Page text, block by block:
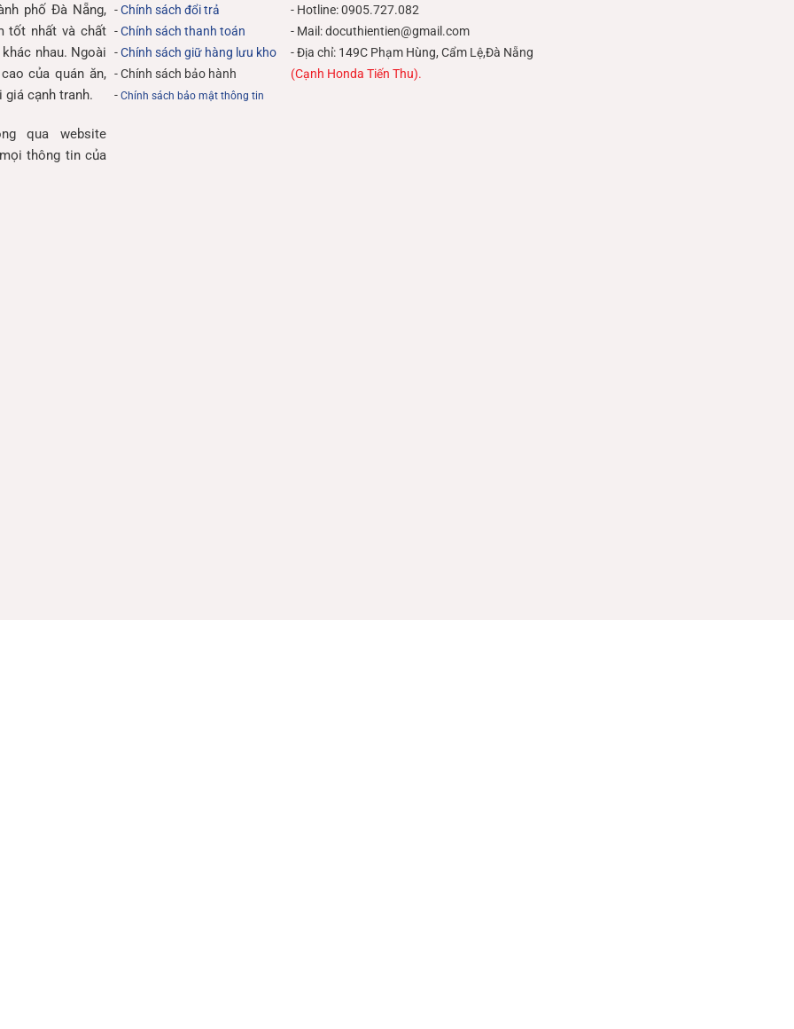
phố Đà Nẵng,
tốt nhất và chất
nhau. Ngoài
của quán ăn,
giá cạnh tranh.
qua website
thông tin của
-Chính sách đổi trả
-Chính sách thanh toán
-Chính sách giữ hàng lưu kho
- Chính sách bảo hành
-Chính sách bảo mật thông tin
- Hotline: 0905.727.082
- Mail: docuthientien@gmail.com
- Địa chỉ: 149C Phạm Hùng, Cẩm Lệ,Đà Nẵng
(Cạnh Honda Tiến Thu).